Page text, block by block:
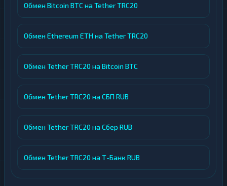
Обмен Bitcoin BTC на Tether TRC20
Обмен Ethereum ETH на Tether TRC20
Обмен Tether TRC20 на Bitcoin BTC
Обмен Tether TRC20 на СБП RUB
Обмен Tether TRC20 на Сбер RUB
Обмен Tether TRC20 на Т-Банк RUB